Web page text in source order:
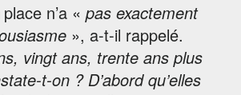
n’a « pas exactement
», a-t-il rappelé.
vingt ans, trente ans plus
t-on ? D’abord qu’elles